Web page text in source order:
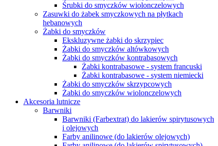
Śrubki do smyczków wiolonczelowych
Zasuwki do żabek smyczkowych na płytkach
hebanowych
Żabki do smyczków
Ekskluzywne żabki do skrzypiec
Żabki do smyczków altówkowych
Żabki do smyczków kontrabasowych
Żabki kontrabasowe - system francuski
Żabki kontrabasowe - system niemiecki
Żabki do smyczków skrzypcowych
Żabki do smyczków wiolonczelowych
Akcesoria lutnicze
Barwniki
Barwniki (Farbextrat) do lakierów spirytusowych
i olejowych
Farby anilinowe (do lakierów olejowych)